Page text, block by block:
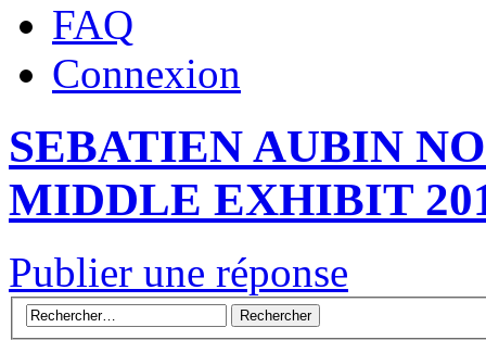
FAQ
Connexion
SEBATIEN AUBIN
MIDDLE EXHIBIT
Publier une réponse